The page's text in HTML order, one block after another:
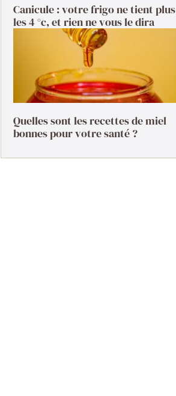
Canicule : votre frigo ne tient plus
les 4 °c, et rien ne vous le dira
Quelles sont les recettes de miel
bonnes pour votre santé ?